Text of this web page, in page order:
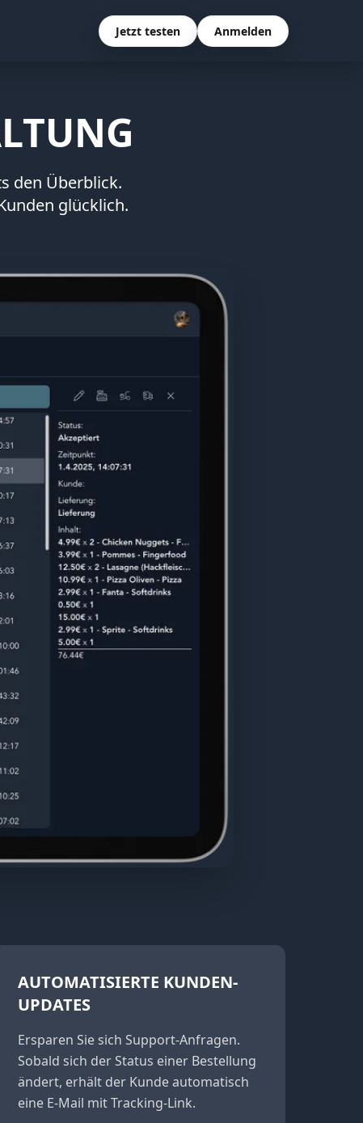
Jetzt testen Anmelden
den Überblick.
glücklich.
AUTOMATISIERTE KUNDEN-
UPDATES
Ersparen Sie sich Support-Anfragen.
Sobald sich der Status einer Bestellung
ändert, erhält der Kunde automatisch
eine E-Mail mit Tracking-Link.